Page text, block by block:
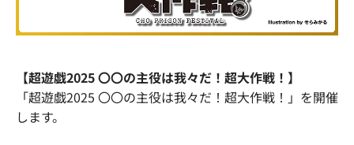
【超遊戯2025 〇〇の主役は我々だ！超大作戦！】
「超遊戯2025 〇〇の主役は我々だ！超大作戦！」を開催
します。